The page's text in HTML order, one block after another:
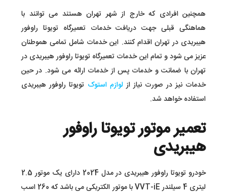
همچنین افرادی که خارج از شهر تهران هستند می توانند با
هماهنگی قبلی جهت دریافت خدمات تعمیرگاه تویوتا راوفور
هیبریدی در تهران اقدام کنند. این خدمات شامل تمامی هموطنان
عزیز می شود و تمام این خدمات تعمیرگاه تویوتا راوفور هیبریدی در
تهران با ضمانت و خدمات پس از خدمات ارائه می شود. در حین
خدمات نیز در صورت نیاز ازلوازم استوک تویوتا راوفور هیبریدی
استفاده خواهد شد.
تعمیر موتور تویوتا راوفور
هیبریدی
خودرو تویوتا راوفور هیبریدی در مدل 2024 دارای یک موتور 2.5
لیتری 4 سیلندر VVT-iE با موتور الکتریکی می باشد که 260 اسب‌